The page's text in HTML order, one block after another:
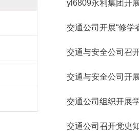
yl6809永利集团开
交通公司开展“修学
交通与安全公司召
交通与安全公司开
交通公司组织开展
交通公司召开党史